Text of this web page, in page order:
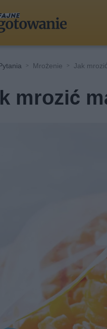
Mrożenie Jak
mrozić